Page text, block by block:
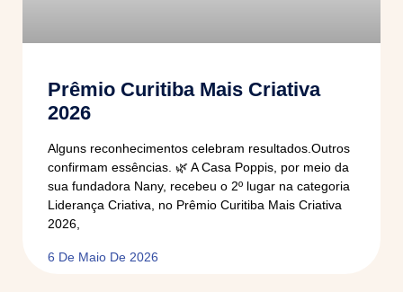
Prêmio Curitiba Mais Criativa
2026
Alguns reconhecimentos celebram resultados.Outros
confirmam essências. 🌿 A Casa Poppis, por meio da
sua fundadora Nany, recebeu o 2º lugar na categoria
Liderança Criativa, no Prêmio Curitiba Mais Criativa
2026,
6 De Maio De 2026